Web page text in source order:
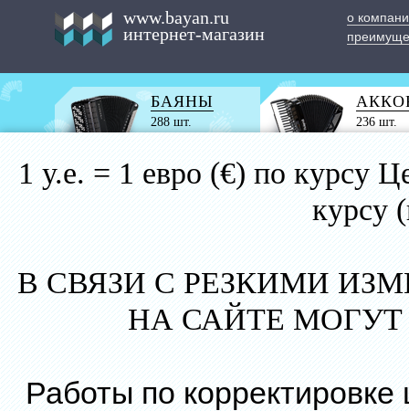
www.bayan.ru
интернет-магазин
о
БАЯНЫ
288 шт. 236 шт.
1 у.е. = 1 евро (€) по курсу
курсу
В СВЯЗИ С РЕЗКИМИ
НА САЙТЕ
Работы по